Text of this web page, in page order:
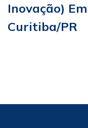
Inovação)
Curitiba/PR